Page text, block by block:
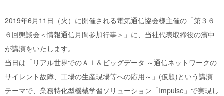
2019年6月11日（火）に開催される電気通信協会様主催の「第３６
６回懇談会＜情報通信月間参加行事＞」に、当社代表取締役の濱中
が講演をいたします。
当日は「リアル世界でのＡＩ＆ビッグデータ ～通信ネットワークの
サイレント故障、工場の生産現場等への応用～」(仮題)という講演
テーマで、業務特化型機械学習ソリューション「Impulse」で実現し